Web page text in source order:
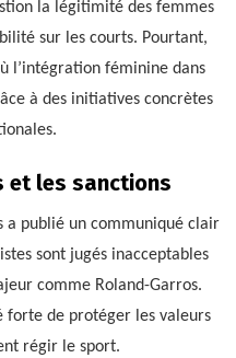
la légitimité des femmes
sur les courts. Pourtant,
l’intégration féminine dans
à des initiatives concrètes
et les sanctions
a publié un communiqué clair
sont jugés inacceptables
comme Roland-Garros.
de protéger les valeurs
régir le sport.